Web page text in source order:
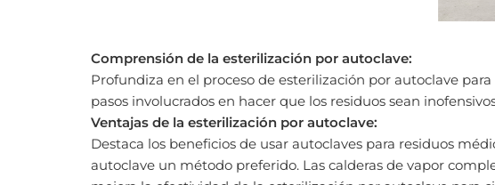
Comprensión de la esterilización por autoclave:
Profundiza en el proceso de esterilización por autoclave
pasos involucrados en hacer que los residuos sean
Ventajas de la esterilización por autoclave:
Destaca los beneficios de usar autoclaves para residuos
autoclave un método preferido. Las calderas de vapor